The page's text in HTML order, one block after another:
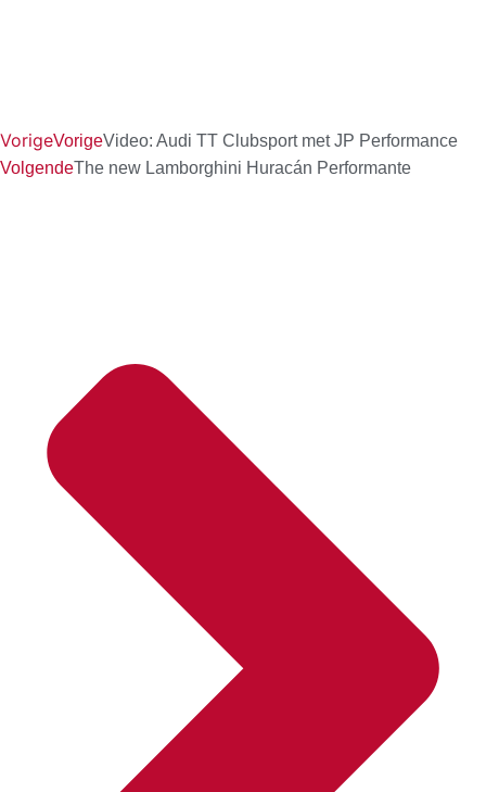
VorigeVorigeVideo: Audi TT Clubsport met JP Performance
VolgendeThe new Lamborghini Huracán Performante